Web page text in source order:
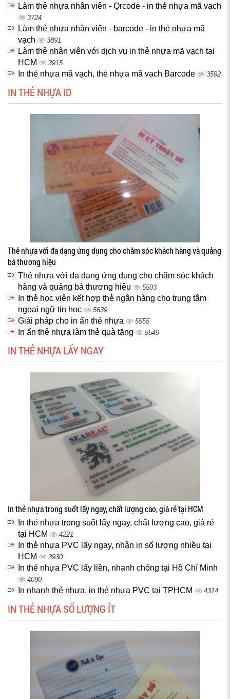
Làm thẻ nhựa nhân viên - Qrcode - in thẻ nhựa mã vạch
3724
Làm thẻ nhựa nhân viên - barcode - in thẻ nhựa mã
vạch
3891
Làm thẻ nhân viên với dịch vụ in thẻ nhựa mã vạch tại
HCM
3915
In thẻ nhựa mã vạch, thẻ nhựa mã vạch Barcode 3592
IN THẺ NHỰA ID
Thẻ nhựa với đa dạng ứng dụng cho chăm sóc khách hàng và quảng
bá thương hiệu
Thẻ nhựa với đa dạng ứng dụng cho chăm sóc khách
hàng và quảng bá thương hiệu
5503
In thẻ học viên kết hợp thẻ ngân hàng cho trung tâm
ngoại ngữ tin học
5639
Giải pháp cho in ấn thẻ nhựa 5555
In ấn thẻ nhựa làm thẻ quà tặng 5549
IN THẺ NHỰA LẤY NGAY
In thẻ nhựa trong suốt lấy ngay, chất lượng cao, giá rẻ tại HCM
In thẻ nhựa trong suốt lấy ngay, chất lượng cao, giá rẻ
tại HCM
4221
In thẻ nhựa PVC lấy ngay, nhận in số lượng nhiều tại
HCM
3930
In thẻ nhựa PVC lấy liền, nhanh chóng tại Hồ Chí Minh
4090
In nhanh thẻ nhựa, in thẻ nhựa PVC tại TPHCM 4314
IN THẺ NHỰA SỐ LƯỢNG ÍT